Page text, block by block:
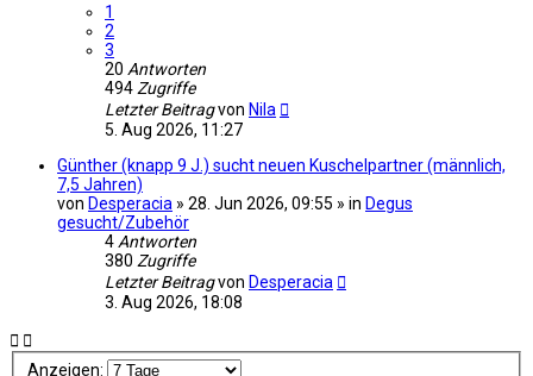
1
2
3
20 Antworten
494 Zugriffe
Letzter Beitragvon Nila
5. Aug 2026, 11:27
Günther (knapp 9 J.) sucht neuen Kuschelpartner (männlich,
7,5 Jahren)
von Desperacia » 28. Jun 2026, 09:55 » in Degus
gesucht/Zubehör
4 Antworten
380 Zugriffe
Letzter Beitragvon Desperacia
3. Aug 2026, 18:08
Anzeigen: